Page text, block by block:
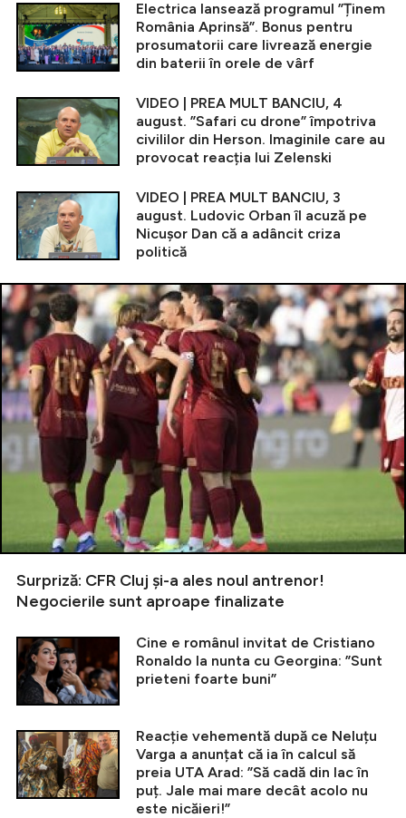
Electrica lansează programul ”Ținem
România Aprinsă”. Bonus pentru
prosumatorii care livrează energie
din baterii în orele de vârf
VIDEO | PREA MULT BANCIU, 4
august. ”Safari cu drone” împotriva
civililor din Herson. Imaginile care au
provocat reacția lui Zelenski
VIDEO | PREA MULT BANCIU, 3
august. Ludovic Orban îl acuză pe
Nicușor Dan că a adâncit criza
politică
Surpriză: CFR Cluj și-a ales noul antrenor!
Negocierile sunt aproape finalizate
Cine e românul invitat de Cristiano
Ronaldo la nunta cu Georgina: ”Sunt
prieteni foarte buni”
Reacție vehementă după ce Neluțu
Varga a anunțat că ia în calcul să
preia UTA Arad: ”Să cadă din lac în
puț. Jale mai mare decât acolo nu
este nicăieri!”